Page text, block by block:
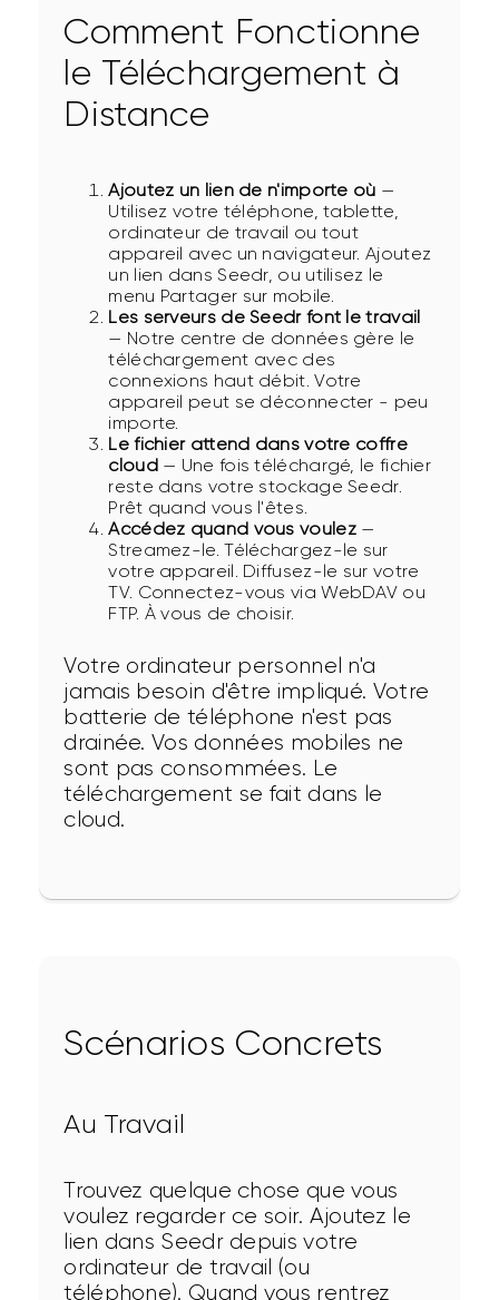
Comment Fonctionne
le Téléchargement à
Distance
Ajoutez un lien de n'importe où —
Utilisez votre téléphone, tablette,
ordinateur de travail ou tout
appareil avec un navigateur. Ajoutez
un lien dans Seedr, ou utilisez le
menu Partager sur mobile.
Les serveurs de Seedr font le travail
— Notre centre de données gère le
téléchargement avec des
connexions haut débit. Votre
appareil peut se déconnecter - peu
importe.
Le fichier attend dans votre coffre
cloud— Une fois téléchargé, le fichier
reste dans votre stockage Seedr.
Prêt quand vous l'êtes.
Accédez quand vous voulez—
Streamez-le. Téléchargez-le sur
votre appareil. Diffusez-le sur votre
TV. Connectez-vous via WebDAV ou
FTP. À vous de choisir.
Votre ordinateur personnel n'a
jamais besoin d'être impliqué. Votre
batterie de téléphone n'est pas
drainée. Vos données mobiles ne
sont pas consommées. Le
téléchargement se fait dans le
cloud.
Scénarios Concrets
Au Travail
Trouvez quelque chose que vous
voulez regarder ce soir. Ajoutez le
lien dans Seedr depuis votre
ordinateur de travail (ou
téléphone). Quand vous rentrez